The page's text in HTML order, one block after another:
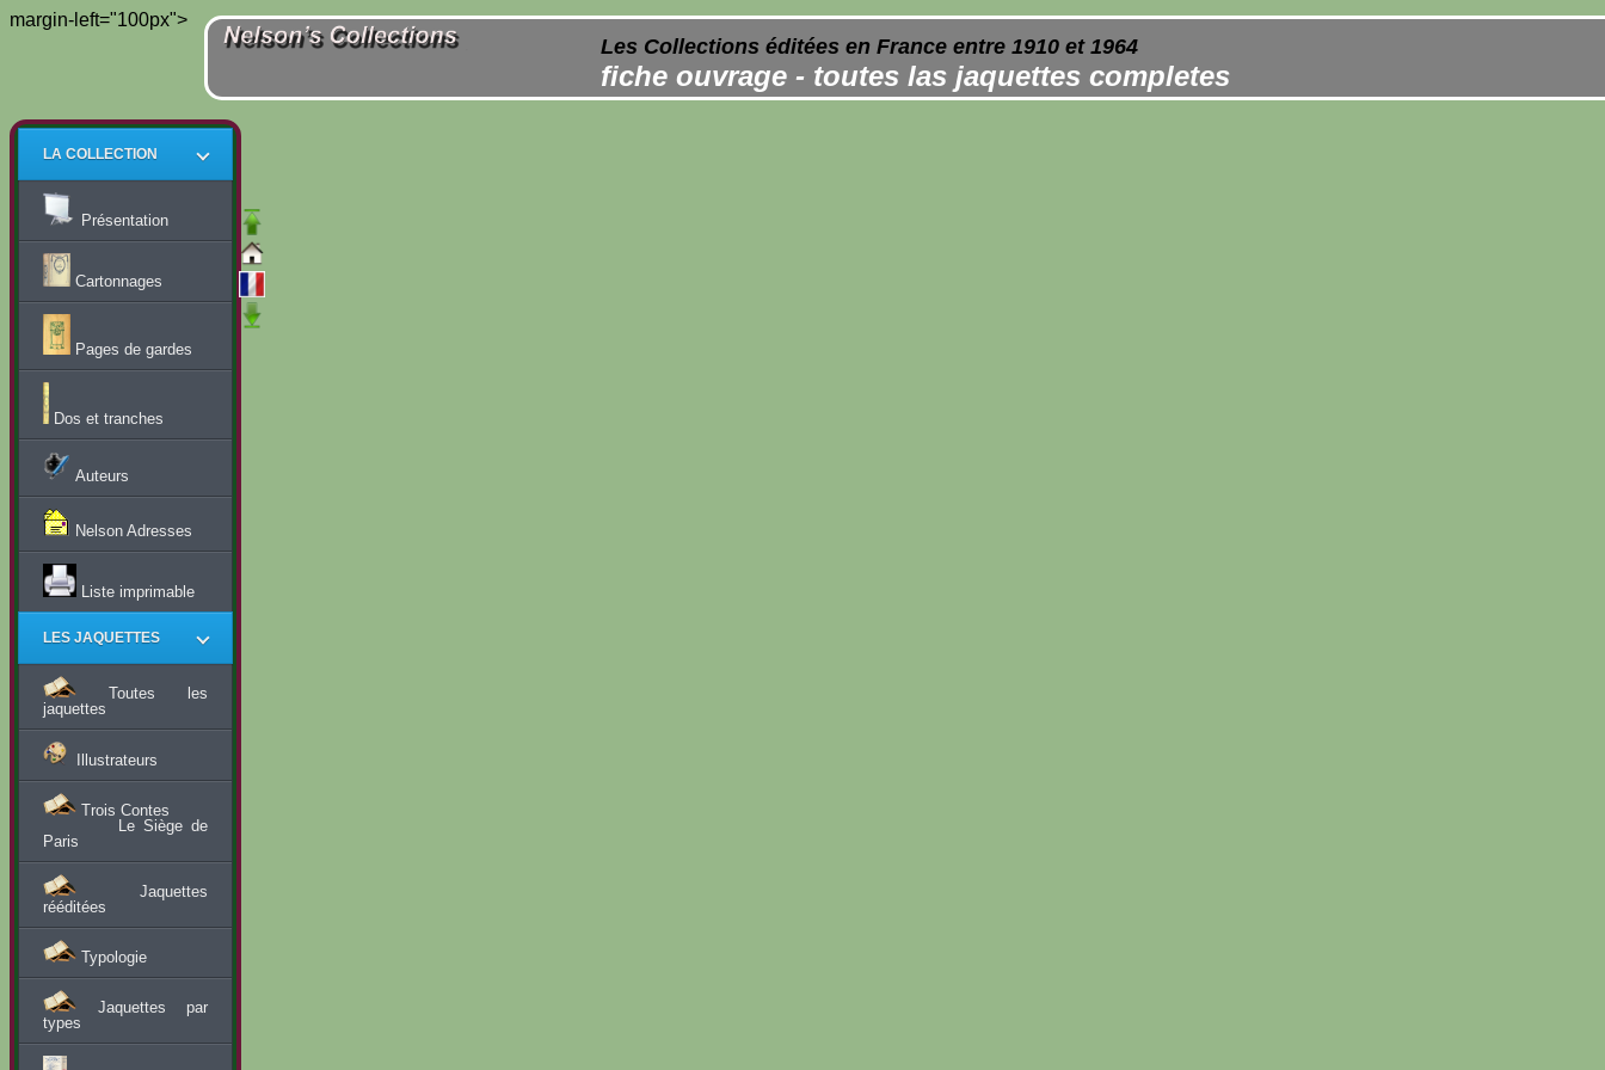
margin-left="100px">
Les Collections éditées en France entre 1910 et 1964
fiche ouvrage - toutes las jaquettes completes
LA COLLECTION
Présentation
Cartonnages
Pages de gardes
Dos et tranches
Auteurs
Nelson Adresses
Liste imprimable
LES JAQUETTES
Toutes les
jaquettes
Illustrateurs
Trois Contes
Le Siège de
Paris
Jaquettes
rééditées
Typologie
Jaquettes par
types